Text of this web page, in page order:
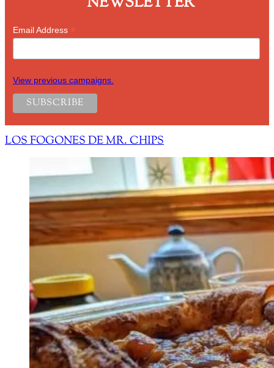
Email Address
View previous campaigns.
LOS FOGONES DE MR. CHIPS